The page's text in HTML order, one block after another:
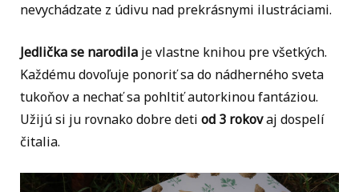
nevychádzate z údivu nad prekrásnymi ilustráciami.
Jedlička se narodila je vlastne knihou pre všetkých.
Každému dovoľuje ponoriť sa do nádherného sveta
tukoňov a nechať sa pohltiť autorkinou fantáziou.
Užijú si ju rovnako dobre deti od 3 rokovaj dospelí
čitalia.